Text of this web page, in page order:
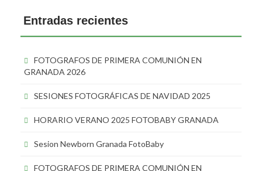
Entradas recientes
FOTOGRAFOS DE PRIMERA COMUNIÓN EN
GRANADA 2026
SESIONES FOTOGRÁFICAS DE NAVIDAD 2025
HORARIO VERANO 2025 FOTOBABY GRANADA
Sesion Newborn Granada FotoBaby
FOTOGRAFOS DE PRIMERA COMUNIÓN EN